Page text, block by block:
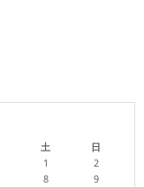
土 日
1
2
8
9